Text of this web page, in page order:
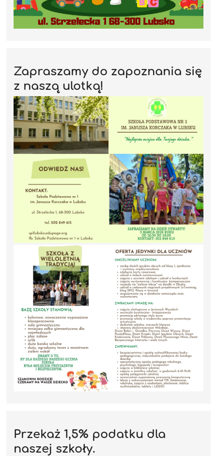
Zapraszamy do zapoznania się
z naszą ulotką!
Przekaż 1,5% podatku dla
naszej szkoły.